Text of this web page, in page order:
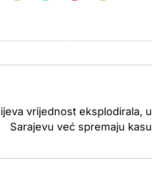
vrijednost eksplodirala, u
Sarajevu već spremaju kasu